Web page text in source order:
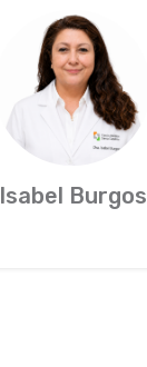
Isabel Burgos